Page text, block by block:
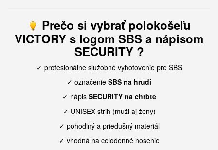
Prečo si vybraťpolokošeľu
VICTORY s logom SBS a nápisom
SECURITY ?
✓ profesionálne služobné vyhotovenie pre SBS
✓ označenie SBS na hrudi
✓ nápis SECURITY na chrbte
✓ UNISEX strih (muži aj ženy)
✓ pohodlný a priedušný materiál
✓ vhodná na celodenné nosenie